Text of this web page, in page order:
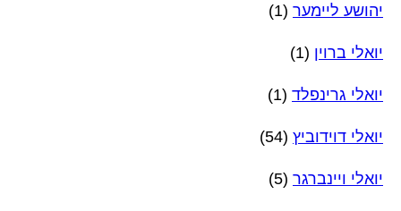
יהושע ליימער (1)
יואלי ברוין (1)
יואלי גרינפלד (1)
יואלי דוידוביץ (54)
יואלי ויינברגר (5)